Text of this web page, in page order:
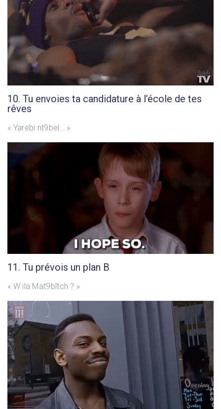
10. Tu envoies ta candidature à l’école de tes
rêves
« Yarebi nt9bel… »
11. Tu prévois un plan B
« W ila Mat9bltch ? »